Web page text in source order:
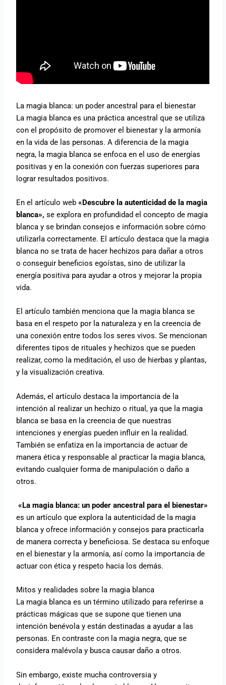
La magia blanca: un poder ancestral para el bienestar
La magia blanca es una práctica ancestral que se utiliza
con el propósito de promover el bienestar y la armonía
en la vida de las personas. A diferencia de la magia
negra, la magia blanca se enfoca en el uso de energías
positivas y en la conexión con fuerzas superiores para
lograr resultados positivos.
En el artículo web«Descubre la autenticidad de la magia
blanca», se explora en profundidad el concepto de magia
blanca y se brindan consejos e información sobre cómo
utilizarla correctamente. El artículo destaca que la magia
blanca no se trata de hacer hechizos para dañar a otros
o conseguir beneficios egoístas, sino de utilizar la
energía positiva para ayudar a otros y mejorar la propia
vida.
El artículo también menciona que la magia blanca se
basa en el respeto por la naturaleza y en la creencia de
una conexión entre todos los seres vivos. Se mencionan
diferentes tipos de rituales y hechizos que se pueden
realizar, como la meditación, el uso de hierbas y plantas,
y la visualización creativa.
Además, el artículo destaca la importancia de la
intención al realizar un hechizo o ritual, ya que la magia
blanca se basa en la creencia de que nuestras
intenciones y energías pueden influir en la realidad.
También se enfatiza en la importancia de actuar de
manera ética y responsable al practicar la magia blanca,
evitando cualquier forma de manipulación o daño a
otros.
«La magia blanca: un poder ancestral para el bienestar»
es un artículo que explora la autenticidad de la magia
blanca y ofrece información y consejos para practicarla
de manera correcta y beneficiosa. Se destaca su enfoque
en el bienestar y la armonía, así como la importancia de
actuar con ética y respeto hacia los demás.
Mitos y realidades sobre la magia blanca
La magia blanca es un término utilizado para referirse a
prácticas mágicas que se supone que tienen una
intención benévola y están destinadas a ayudar a las
personas. En contraste con la magia negra, que se
considera malévola y busca causar daño a otros.
Sin embargo, existe mucha controversia y